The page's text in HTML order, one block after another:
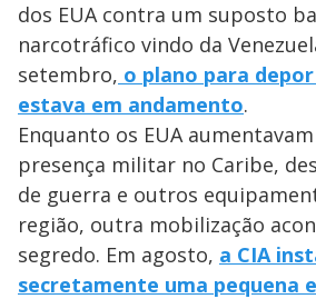
dos EUA contra um suposto
narcotráfico vindo da
setembro, o plano para
estava em andamento.
Enquanto os EUA
presença militar no Caribe,
de guerra e outros
região, outra mobilização
segredo. Em agosto, a CIA
secretamente uma pequena